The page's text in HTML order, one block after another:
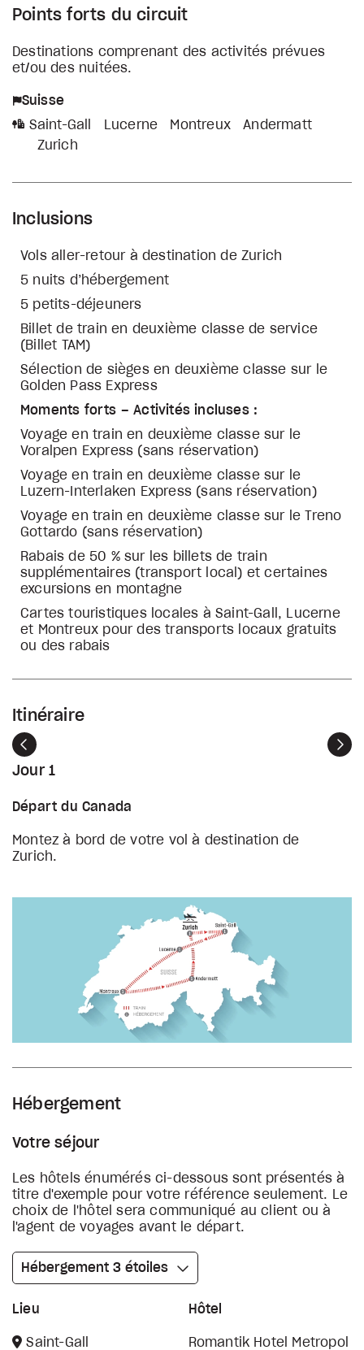
Points forts du circuit
Destinations comprenant des activités prévues
et/ou des nuitées.
Suisse
Saint-Gall
Lucerne Montreux
Andermatt
Zurich
Inclusions
Vols aller-retour à destination de Zurich
5 nuits d’hébergement
5 petits-déjeuners
Billet de train en deuxième classe de service
(Billet TAM)
Sélection de sièges en deuxième classe sur le
Golden Pass Express
Moments forts – Activités incluses :
Voyage en train en deuxième classe sur le
Voralpen Express (sans réservation)
Voyage en train en deuxième classe sur le
Luzern-Interlaken Express (sans réservation)
Voyage en train en deuxième classe sur le Treno
Gottardo (sans réservation)
Rabais de 50 % sur les billets de train
supplémentaires (transport local) et certaines
excursions en montagne
Cartes touristiques locales à Saint-Gall, Lucerne
et Montreux pour des transports locaux gratuits
ou des rabais
Itinéraire
Précédent
Jour 1
Départ du Canada
Montez à bord de votre vol à destination de
Zurich.
Hébergement
Votre séjour
Les hôtels énumérés ci-dessous sont présentés à
titre d'exemple pour votre référence seulement. Le
choix de l'hôtel sera communiqué au client ou à
l'agent de voyages avant le départ.
Hébergement 3 étoiles
Lieu Hôtel
Saint-Gall Romantik Hotel Metropol